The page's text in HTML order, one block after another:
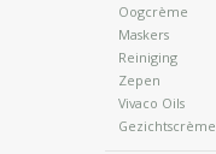
Oogcrème
Maskers
Reiniging
Zepen
Vivaco Oils
Gezichtscrème